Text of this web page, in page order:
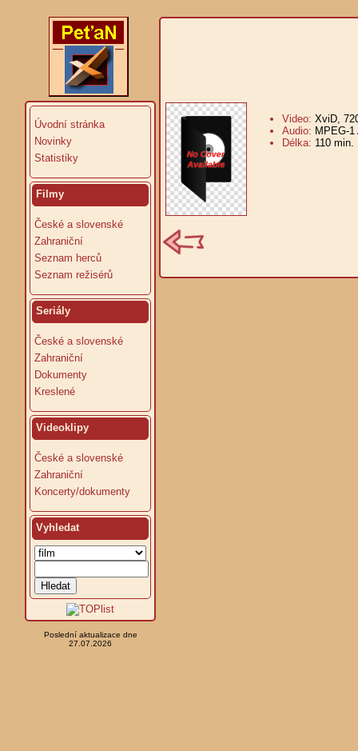
Úvodní stránka
Novinky
Statistiky
Filmy
České a slovenské
Zahraniční
Seznam herců
Seznam režisérů
Seriály
České a slovenské
Zahraniční
Dokumenty
Kreslené
Videoklipy
České a slovenské
Zahraniční
Koncerty/dokumenty
Vyhledat
Poslední aktualizace dne
27.07.2026
Video: XviD,
Audio: MPEG-
Délka: 110 min.